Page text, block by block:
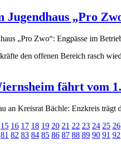
Jugendhaus „Pro
den offenen Bereich rasch
fährt vom
an Kreisrat Bächle: Enzkreis trägt
15 16 17 18 19 20 21 22 23 24 25 26
81 82 83 84 85 86 87 88 89 90 91 92